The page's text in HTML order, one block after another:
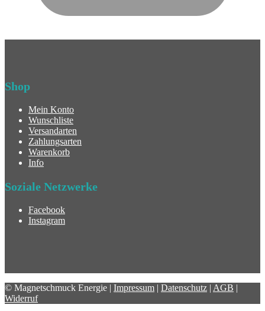
Shop
Mein Konto
Wunschliste
Versandarten
Zahlungsarten
Warenkorb
Info
Soziale Netzwerke
Facebook
Instagram
© Magnetschmuck Energie | Impressum | Datenschutz | AGB |
Widerruf